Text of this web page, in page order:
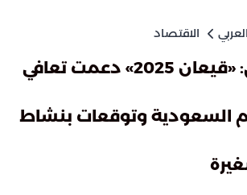
الاقتصاد
محلل أسواق: «قيعان 2025» دعمت تعافي
السعودية وتوقعات بنشاط